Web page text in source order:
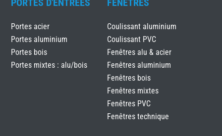
PORTES D'ENTRÉES
Portes acier
Portes aluminium
Portes bois
Portes mixtes : alu/bois
FENÊTRES
Coulissant aluminium
Coulissant PVC
Fenêtres alu & acier
Fenêtres aluminium
Fenêtres bois
Fenêtres mixtes
Fenêtres PVC
Fenêtres technique